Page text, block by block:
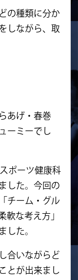
の種類に分か
しながら、取
あげ・春巻
ーミーでし
ポーツ健康科
した。今回の
チーム・グル
軟な考え方」
した。
合いながらど
とが出来まし